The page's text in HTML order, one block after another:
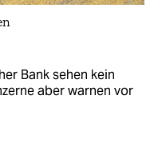
Bank sehen kein
aber warnen vor